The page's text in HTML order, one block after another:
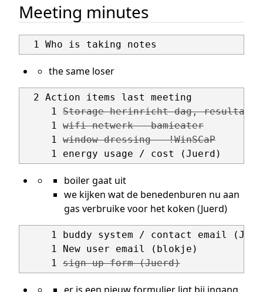
Meeting minutes
the same loser
  2 Action items last meeting
     1
Storage-herinricht-dag, resultaat
     1
wifi netwerk - bamieater
     1
window dressing - !WinSCaP
boiler gaat uit
we kijken wat de benedenburen nu aan
gas verbruike voor het koken (Juerd)
1 buddy system / contact email
     1 New user email (blokje)
     1
sign-up form (Juerd)